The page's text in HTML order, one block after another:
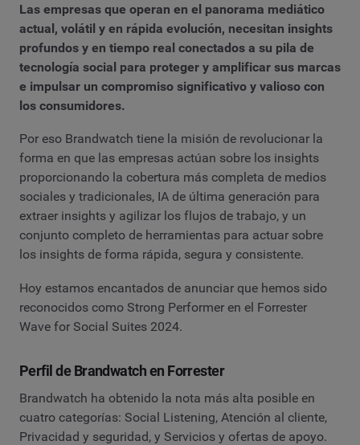
Las empresas que operan en el panorama mediático
actual, volátil y en rápida evolución, necesitan insights
profundos y en tiempo real conectados a su pila de
tecnología social para proteger y amplificar sus marcas
e impulsar un compromiso significativo y valioso con
los consumidores.
Por eso Brandwatch tiene la misión de revolucionar la
forma en que las empresas actúan sobre los insights
proporcionando la cobertura más completa de medios
sociales y tradicionales, IA de última generación para
extraer insights y agilizar los flujos de trabajo, y un
conjunto completo de herramientas para actuar sobre
los insights de forma rápida, segura y consistente.
Hoy estamos encantados de anunciar que hemos sido
reconocidos como Strong Performer en el Forrester
Wave for Social Suites 2024.
Perfil de Brandwatch en Forrester
Brandwatch ha obtenido la nota más alta posible en
cuatro categorías: Social Listening, Atención al cliente,
Privacidad y seguridad, y Servicios y ofertas de apoyo.